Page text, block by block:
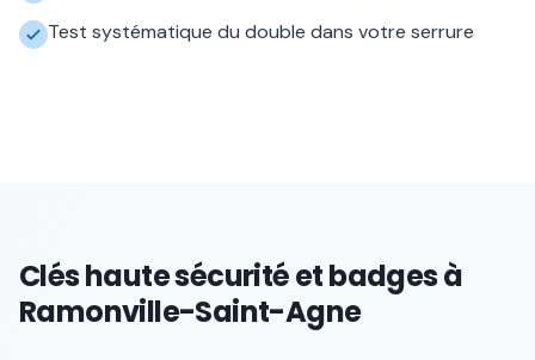
Test systématique du double dans votre serrure
Clés haute sécurité et badges à
Ramonville-Saint-Agne